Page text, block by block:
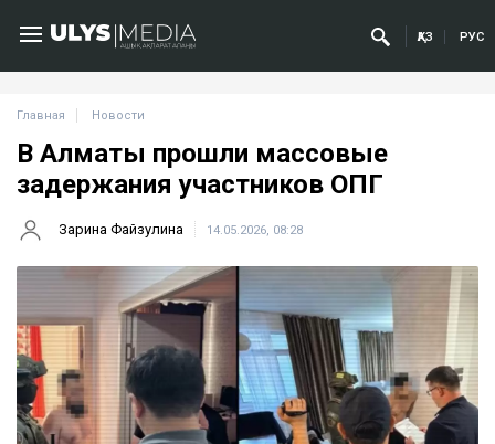
ҚАЗ РУС
Главная Новости
В Алматы прошли массовые
задержания участников ОПГ
Зарина Файзулина 14.05.2026, 08:28